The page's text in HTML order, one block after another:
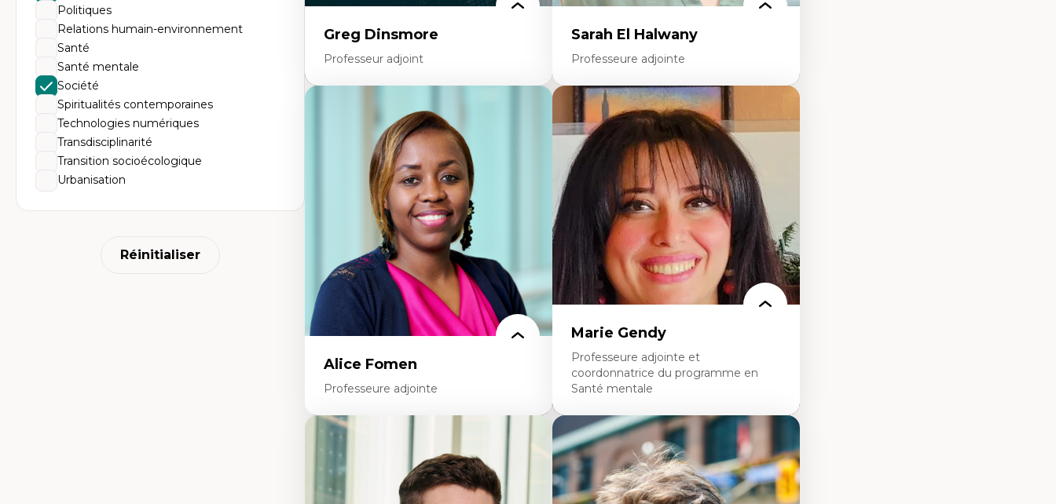
Politiques
Relations humain-environnement
Santé
Santé mentale
Société
Spiritualités contemporaines
Technologies numériques
Transdisciplinarité
Transition socioécologique
Urbanisation
Réinitialiser
Greg Dinsmore
Professeur adjoint
Fragmentation des auditoires médiatiques
Analyse multi-plateforme des auditoires
médiatiques
Analyse des comportements numériques à
travers les données massives et l’IA
Recherche quantitative et qualitative sur
les auditoires médiatiques
Épistémologie des techniques de recherche
numérique et l’IA
Théorie des droits de la personne
La pensée politique d’Hannah Arendt
La pensée politique à l’ère numérique
Justice internationale et normes
internationales
Sarah El Halwany
Professeure adjointe
Expertises
Les apports pédagogiques des théories de
l'affect, du posthumanisme, du féminisme
dans l'éducation aux sciences
L'apprentissage des sciences/STIM dans une
perspective socioécologique de care
L’insertion professionnelle des
enseignant.e.s
Alice Fomen
Professeure adjointe
Expertises
Acceptabilité, acceptation et adoption des
technologies
Technologies d'apprentissage innovantes
Insertion professionnelle du nouveau
Marie Gendy
Professeure adjointe et
coordonnatrice du programme en
Santé mentale
Expertises
Neuropsychiatrie et neurosciences
Direction d'essais cliniques
Analyse des politiques et pratiques en santé
mentale